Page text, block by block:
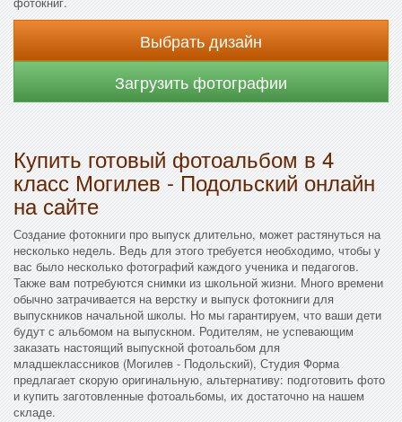
Выбрать дизайн
Загрузить фотографии
Купить готовый фотоальбом в 4
класс Могилев - Подольский онлайн
на сайте
Создание фотокниги про выпуск длительно, может растянуться на
несколько недель. Ведь для этого требуется необходимо, чтобы у
вас было несколько фотографий каждого ученика и педагогов.
Также вам потребуются снимки из школьной жизни. Много времени
обычно затрачивается на верстку и выпуск фотокниги для
выпускников начальной школы. Но мы гарантируем, что ваши дети
будут с альбомом на выпускном. Родителям, не успевающим
заказать настоящий выпускной фотоальбом для
младшеклассников (Могилев - Подольский), Студия Форма
предлагает скорую оригинальную, альтернативу: подготовить фото
и купить заготовленные фотоальбомы, их достаточно на нашем
складе.